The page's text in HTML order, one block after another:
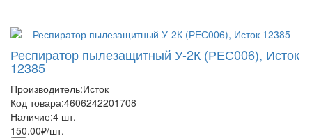
Респиратор пылезащитный У-2К (РЕС006), Исток
12385
Производитель:Исток
Код товара:4606242201708
Наличие:4 шт.
150.00₽/шт.